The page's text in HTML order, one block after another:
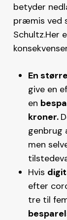
betyder
præmis ved
Schultz.Her
En
give en
en
kroner.
genbrug
men
Hvis
efter
tre til